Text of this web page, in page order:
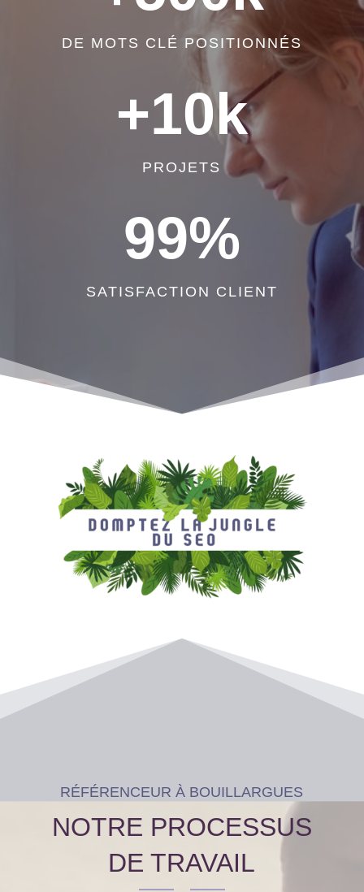
DE MOTS CLÉ POSITIONNÉS
+10k
PROJETS
99%
SATISFACTION CLIENT
RÉFÉRENCEUR À BOUILLARGUES
NOTRE PROCESSUS
DE TRAVAIL